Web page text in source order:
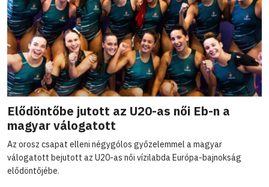
Elődöntőbe jutott az U20-as női Eb-n a
magyar válogatott
Az orosz csapat elleni négygólos győzelemmel a magyar
válogatott bejutott az U20-as női vízilabda Európa-bajnokság
elődöntőjébe.